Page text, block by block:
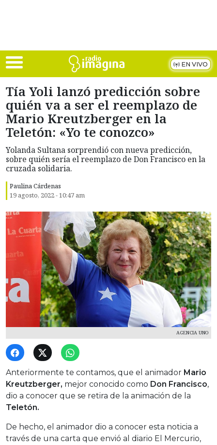
EN VIVO
Tía Yoli lanzó predicción sobre
quién va a ser el reemplazo de
Mario Kreutzberger en la
Teletón: «Yo te conozco»
Yolanda Sultana sorprendió con nueva predicción,
sobre quién sería el reemplazo de Don Francisco en la
cruzada solidaria.
Paulina Cárdenas
19 agosto, 2022 - 10:47 am
AGENCIA UNO
Anteriormente te contamos, que el animador Mario
Kreutzberger, mejor conocido como Don Francisco,
dio a conocer que se retira de la animación de la
Teletón.
De hecho, el animador dio a conocer esta noticia a
través de una carta que envió al diario El Mercurio,